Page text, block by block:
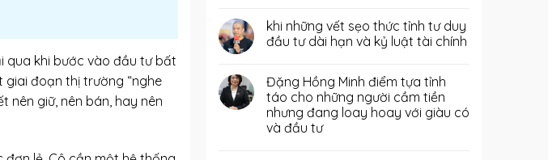
qua khi bước vào đầu tư bất
giai đoạn thị trường “nghe
nên giữ, nên bán, hay nên
khi những vết sẹo thức tỉnh tư duy
đầu tư dài hạn và kỷ luật tài chính
Đặng Hồng Minh điểm tựa tỉnh
táo cho những người cầm tiền
nhưng đang loay hoay với giàu có
và đầu tư